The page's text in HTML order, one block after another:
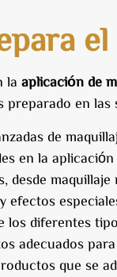
el
laaplicación de
en las
de
en la
efectos
diferentes
adecuados
que se